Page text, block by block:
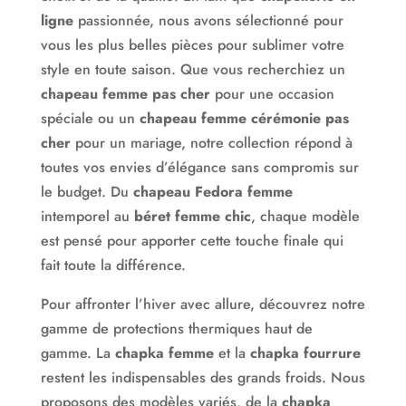
La boutique Hat-mode vous propose une sélection
incroyable de couvre-chefs pour hommes, femmes et
enfants : chapeaux, casquettes, bérets, bobs,
bonnets, chapka, bandeaux, turbans, foulards… pour
répondre à toutes les envies et à tous les modes de
vie.
Afin de faciliter votre choix, de larges gammes de
produits vous sont présentées à travers un éventail
impressionnant de thèmes variés et précis.
Les classiques bien sûr : Hiver-neige, Soleil anti-uv,
Cocktail cérémonie, Fête cadeau, Retro-Vintage…
Mais aussi : African mode, Arabic mode, Baby mode,
Sleeping mode, Militaire, Chimiothérapie, Cuir mode,
Luxe mode…
lignepassionnée, nous avons sélectionné pour
vous les plus belles pièces pour sublimer votre
style en toute saison. Que vous recherchiez un
chapeau femme pas cherpour une occasion
spéciale ou un chapeau femme cérémonie pas
cherpour un mariage, notre collection répond à
toutes vos envies d’élégance sans compromis sur
le budget. Du chapeau Fedora femme
intemporel au béret femme chic, chaque modèle
est pensé pour apporter cette touche finale qui
fait toute la différence.
Pour affronter l’hiver avec allure, découvrez notre
gamme de protections thermiques haut de
gamme. La chapka femmeet la chapka fourrure
restent les indispensables des grands froids. Nous